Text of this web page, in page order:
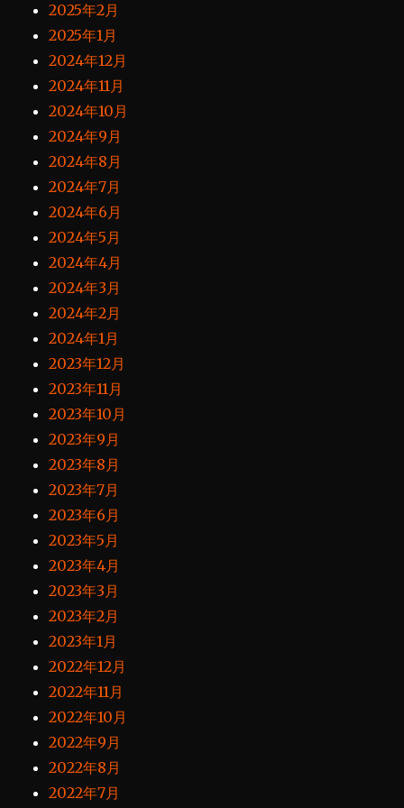
2025年2月
2025年1月
2024年12月
2024年11月
2024年10月
2024年9月
2024年8月
2024年7月
2024年6月
2024年5月
2024年4月
2024年3月
2024年2月
2024年1月
2023年12月
2023年11月
2023年10月
2023年9月
2023年8月
2023年7月
2023年6月
2023年5月
2023年4月
2023年3月
2023年2月
2023年1月
2022年12月
2022年11月
2022年10月
2022年9月
2022年8月
2022年7月